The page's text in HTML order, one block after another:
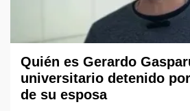
Quién es Gerardo
universitario detenido
de su esposa